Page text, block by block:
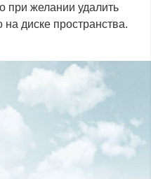
при желании удалить
диске пространства.